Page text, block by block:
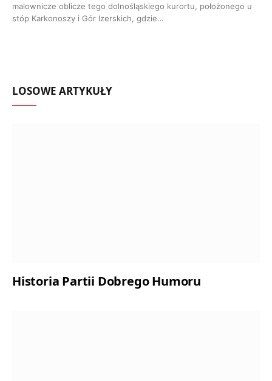
malownicze oblicze tego dolnośląskiego kurortu, położonego u
stóp Karkonoszy i Gór Izerskich, gdzie…
LOSOWE ARTYKUŁY
Historia Partii Dobrego Humoru